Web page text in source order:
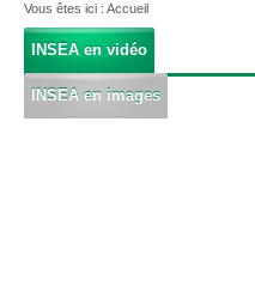
Vous êtes ici : Accueil
INSEA en vidéo
INSEA en images